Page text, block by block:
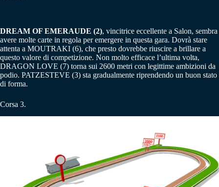
DREAM OF EMERAUDE (2), vincitrice eccellente a Salon, sembra
avere molte carte in regola per emergere in questa gara. Dovrà stare
attenta a MOUTRAKI (6), che presto dovrebbe riuscire a brillare a
questo valore di competizione. Non molto efficace l’ultima volta,
DRAGON LOVE (7) torna sui 2600 metri con legittime ambizioni da
podio. PATZESTEVE (3) sta gradualmente riprendendo un buon stato
di forma.
Corsa 3.